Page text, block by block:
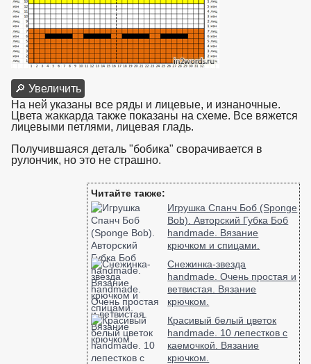
🔎 Увеличить
На ней указаны все ряды и лицевые, и изнаночные.
Цвета жаккарда также показаны на схеме. Все вяжется
лицевыми петлями, лицевая гладь.
Получившаяся деталь "бобика" сворачивается в
рулончик, но это не страшно.
Читайте также:
Игрушка Спанч Боб (Sponge
Bob). Авторский Губка Боб
handmade. Вязание
крючком и спицами.
Снежинка-звезда
handmade. Очень простая и
ветвистая. Вязание
крючком.
Красивый белый цветок
handmade. 10 лепестков с
каемочкой. Вязание
крючком.